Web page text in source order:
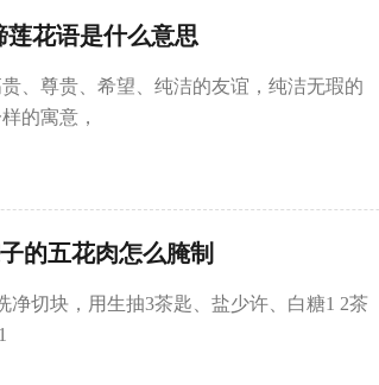
花语是什么意思
、尊贵、希望、纯洁的友谊，纯洁无瑕的
的寓意，
的五花肉怎么腌制
净切块，用生抽3茶匙、盐少许、白糖1 2茶